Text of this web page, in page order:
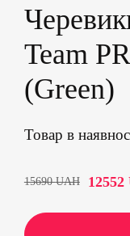
Team
(Green)
Товар в
15690UAH 12552